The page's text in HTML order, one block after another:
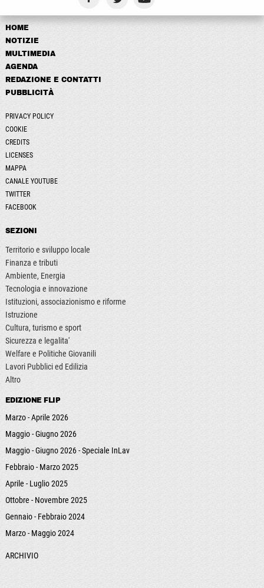
HOME
NOTIZIE
MULTIMEDIA
AGENDA
REDAZIONE E CONTATTI
PUBBLICITÀ
PRIVACY POLICY
COOKIE
CREDITS
LICENSES
MAPPA
CANALE YOUTUBE
TWITTER
FACEBOOK
SEZIONI
Territorio e sviluppo locale
Finanza e tributi
Ambiente, Energia
Tecnologia e innovazione
Istituzioni, associazionismo e riforme
Istruzione
Cultura, turismo e sport
Sicurezza e legalita'
Welfare e Politiche Giovanili
Lavori Pubblici ed Edilizia
Altro
EDIZIONE FLIP
Marzo - Aprile 2026
Maggio - Giugno 2026
Maggio - Giugno 2026 - Speciale InLav
Febbraio - Marzo 2025
Aprile - Luglio 2025
Ottobre - Novembre 2025
Gennaio - Febbraio 2024
Marzo - Maggio 2024
ARCHIVIO